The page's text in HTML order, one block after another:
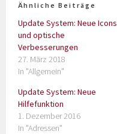
Ähnliche Beiträge
Update System: Neue Icons
und optische
Verbesserungen
27. März 2018
In "Allgemein"
Update System: Neue
Hilfefunktion
1. Dezember 2016
In "Adressen"